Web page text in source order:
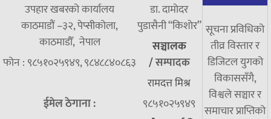
उपहार खबरको कार्यालय
काठमाडौं –३२, पेप्सीकोला,
काठमाडौँ, नेपाल
फोन : ९८५१०२५९४९, ९८४८८४०८६३
ईमेल ठेगाना :
डा. दामाेदर
पुडासैनी “किशाेर”
सञ्चालक
/सम्पादक
रामदत्त मिश्र
९८५१०२५९४९
सूचना प्रविधिको
तीव्र विस्तार र
डिजिटल युगको
विकाससँगै,
विश्वले सञ्चार र
समाचार प्राप्तिको